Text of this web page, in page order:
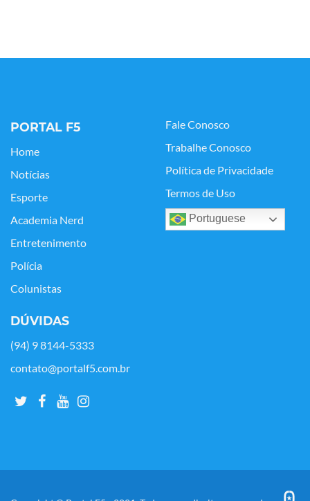
PORTAL F5
Home
Notícias
Esporte
Academia Nerd
Entretenimento
Polícia
Colunistas
Fale Conosco
Trabalhe Conosco
Política de Privacidade
Termos de Uso
Portuguese
DÚVIDAS
(94) 9 8144-5333
contato@portalf5.com.br